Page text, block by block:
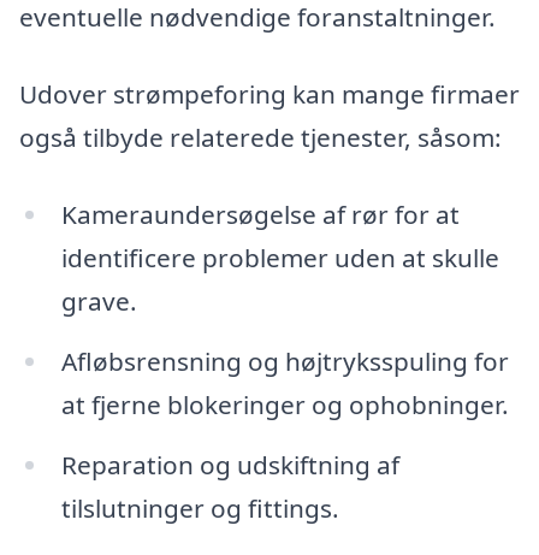
eventuelle nødvendige foranstaltninger.
Udover strømpeforing kan mange firmaer
også tilbyde relaterede tjenester, såsom:
Kameraundersøgelse af rør for at
identificere problemer uden at skulle
grave.
Afløbsrensning og højtryksspuling for
at fjerne blokeringer og ophobninger.
Reparation og udskiftning af
tilslutninger og fittings.